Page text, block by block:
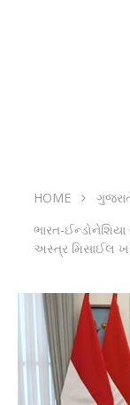
HOME
ભારત-
અસ્ત્ર મિસાઈલ